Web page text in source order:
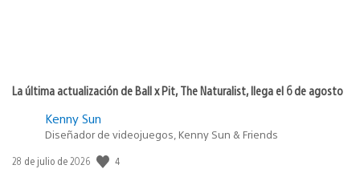
La última actualización de Ball x Pit, The Naturalist, llega el 6 de agosto
Kenny Sun
Diseñador de videojuegos, Kenny Sun & Friends
Fecha
28 de julio de 2026 4